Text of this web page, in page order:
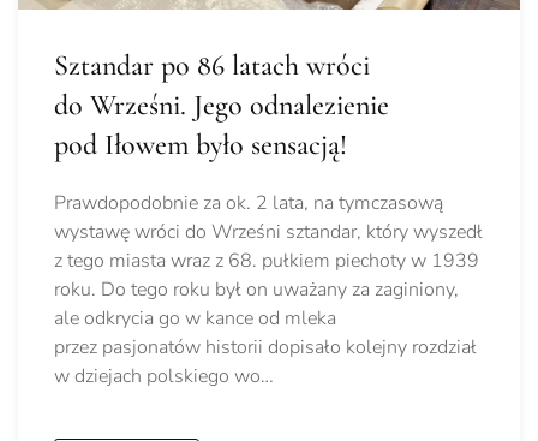
Sztandar po 86 latach wróci
do Wrześni. Jego odnalezienie
pod Iłowem było sensacją!
Prawdopodobnie za ok. 2 lata, na tymczasową
wystawę wróci do Wrześni sztandar, który wyszedł
z tego miasta wraz z 68. pułkiem piechoty w 1939
roku. Do tego roku był on uważany za zaginiony,
ale odkrycia go w kance od mleka
przez pasjonatów historii dopisało kolejny rozdział
w dziejach polskiego wo…